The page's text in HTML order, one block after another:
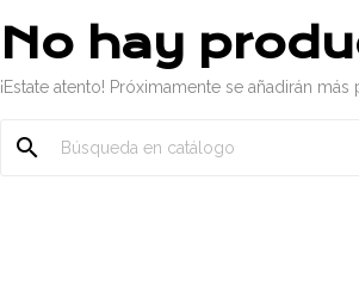
No hay
¡Estate atento! Próximamente se añadirán más
search